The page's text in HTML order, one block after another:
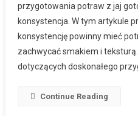
przygotowania potraw z jaj
konsystencja. W tym artykule
konsystencję powinny mieć
zachwycać smakiem i
dotyczących doskonałego
Continue Reading